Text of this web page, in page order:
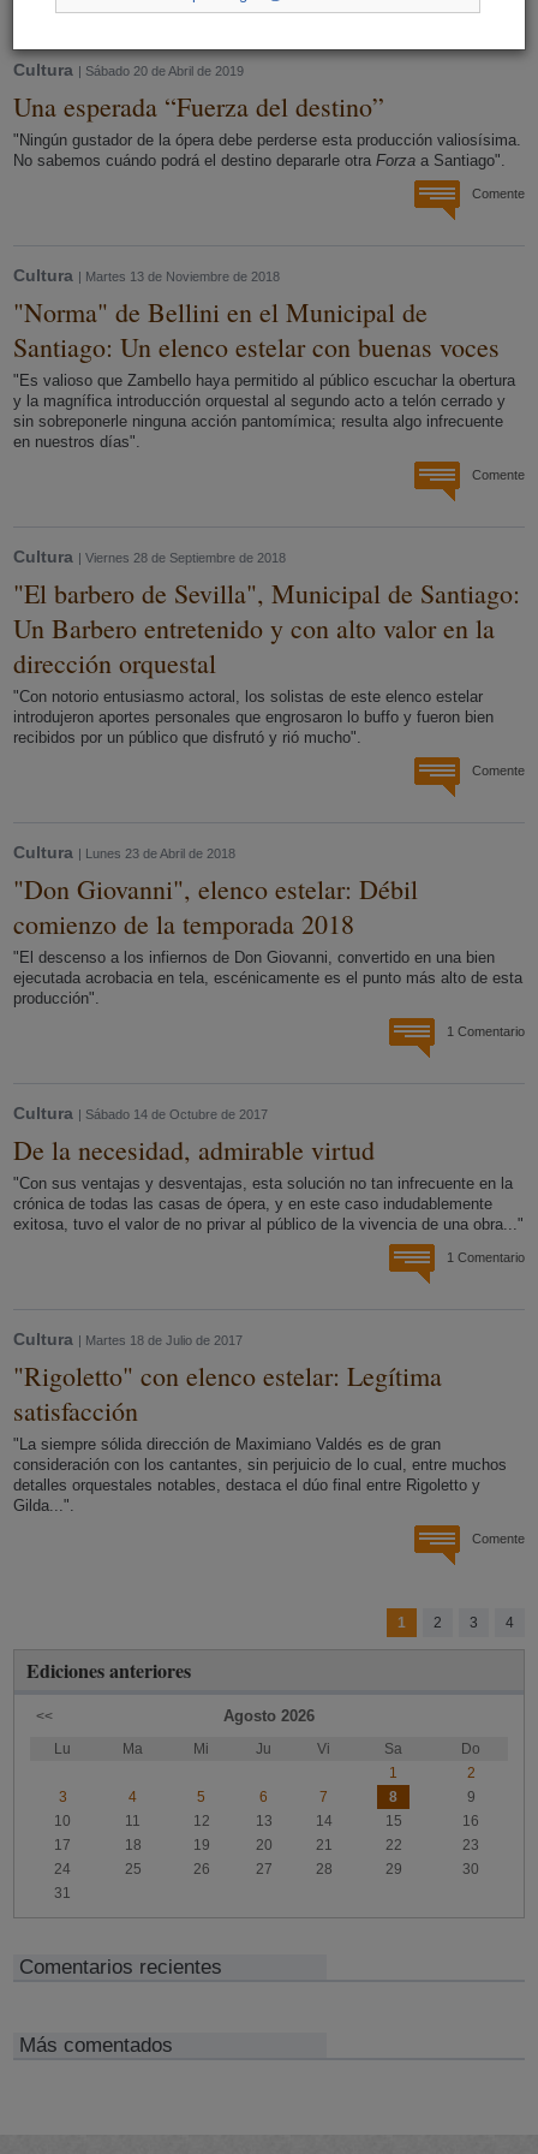
Cultura | Sábado 20 de Abril de 2019
Una esperada “Fuerza del destino”
"Ningún gustador de la ópera debe perderse esta producción valiosísima.
No sabemos cuándo podrá el destino depararle otraForza a Santiago".
Comente
Cultura | Martes 13 de Noviembre de 2018
"Norma" de Bellini en el Municipal de
Santiago: Un elenco estelar con buenas voces
"Es valioso que Zambello haya permitido al público escuchar la obertura
y la magnífica introducción orquestal al segundo acto a telón cerrado y
sin sobreponerle ninguna acción pantomímica; resulta algo infrecuente
en nuestros días".
Comente
Cultura | Viernes 28 de Septiembre de 2018
"El barbero de Sevilla", Municipal de Santiago:
Un Barbero entretenido y con alto valor en la
dirección orquestal
"Con notorio entusiasmo actoral, los solistas de este elenco estelar
introdujeron aportes personales que engrosaron lo buffo y fueron bien
recibidos por un público que disfrutó y rió mucho".
Comente
Cultura | Lunes 23 de Abril de 2018
"Don Giovanni", elenco estelar: Débil
comienzo de la temporada 2018
"El descenso a los infiernos de Don Giovanni, convertido en una bien
ejecutada acrobacia en tela, escénicamente es el punto más alto de esta
producción".
1 Comentario
Cultura | Sábado 14 de Octubre de 2017
De la necesidad, admirable virtud
"Con sus ventajas y desventajas, esta solución no tan infrecuente en la
crónica de todas las casas de ópera, y en este caso indudablemente
exitosa, tuvo el valor de no privar al público de la vivencia de una obra..."
1 Comentario
Cultura | Martes 18 de Julio de 2017
"Rigoletto" con elenco estelar: Legítima
satisfacción
"La siempre sólida dirección de Maximiano Valdés es de gran
consideración con los cantantes, sin perjuicio de lo cual, entre muchos
detalles orquestales notables, destaca el dúo final entre Rigoletto y
Gilda...".
Comente
1 2 3 4
Ediciones anteriores
<< Agosto 2026
Lu Ma Mi Ju Vi Sa
Do
1
2
3
4 5 6 7 8
9
10
11 12 13 14 15
16
17
18 19 20 21 22
23
24
25 26 27 28 29
30
31
Comentarios recientes
Más comentados